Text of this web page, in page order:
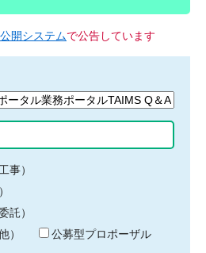
開システムで公告しています
事）
託）
）
公募型プロポーザル